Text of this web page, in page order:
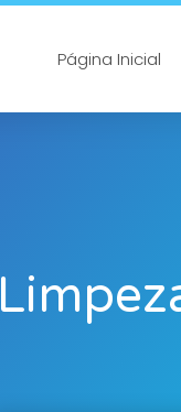
Página Inicial